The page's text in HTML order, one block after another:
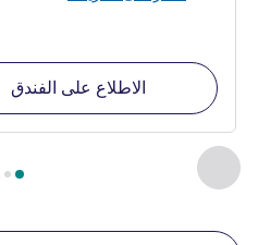
السابق - منشآتنا الأخرى القريبة
الصفحة
الاطلاع على الفندق